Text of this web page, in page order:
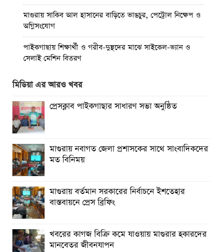
মাগুরায় সাকিব আল হাসানের বাড়িতে ভাঙচুর, পেট্রোল নিক্ষেপ ও
অগ্নিসংযোগ
পাইকগাছায় শিক্ষার্থী ও গরীব-দুস্থদের মাঝে সাইকেল-ভ্যান ও
সেলাই মেশিন বিতরণ
পাইকগাছায় জুলাই উদযাপন উপলক্ষে বিএনপির আনন্দ মিছিল ও
সমাবেশ
পাইকগাছায় জুলাই গণঅভ্যুত্থান দিবস পালিত
মাগুরায় জুলাই গণঅভ্যুত্থান দিবস পালিত
বর্ষার প্রকৃতি রাঙিয়ে তুলেছে কদম ফুল
মিডিয়া এর আরও খবর
প্রেসক্লাব পাইকগাছার সাধারণ সভা অনুষ্ঠিত
মাগুরায় নবাগত জেলা প্রশাসকের সাথে সাংবাদিকদের
মত বিনিময়
মাগুরায় বর্তমান সরকারের নির্বাচনে ইশতেহার
বাস্তবায়নে প্রেস ব্রিফিং
খবরের কাগজ বিক্রি কমে যাওয়ায় মাগুরার হকারদের
মানবেতর জীবনযাপন